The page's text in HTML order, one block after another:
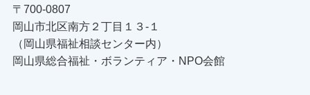
〒700-0807
岡山市北区南方２丁目１３-１
（岡山県福祉相談センター内）
岡山県総合福祉・ボランティア・NPO会館